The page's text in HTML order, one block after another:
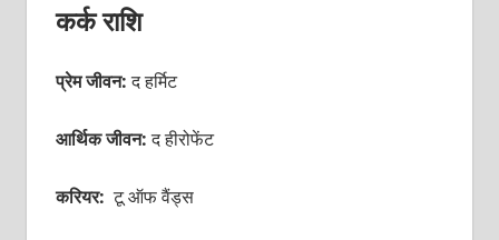
कर्क राशि
प्रेम जीवन:द हर्मिट
आर्थिक जीवन:द हीरोफेंट
करियर: टू ऑफ वैंड्स